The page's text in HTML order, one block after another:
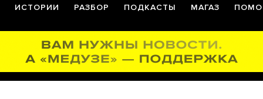
ИСТОРИИ РАЗБОР ПОДКАСТЫ МАГАЗ